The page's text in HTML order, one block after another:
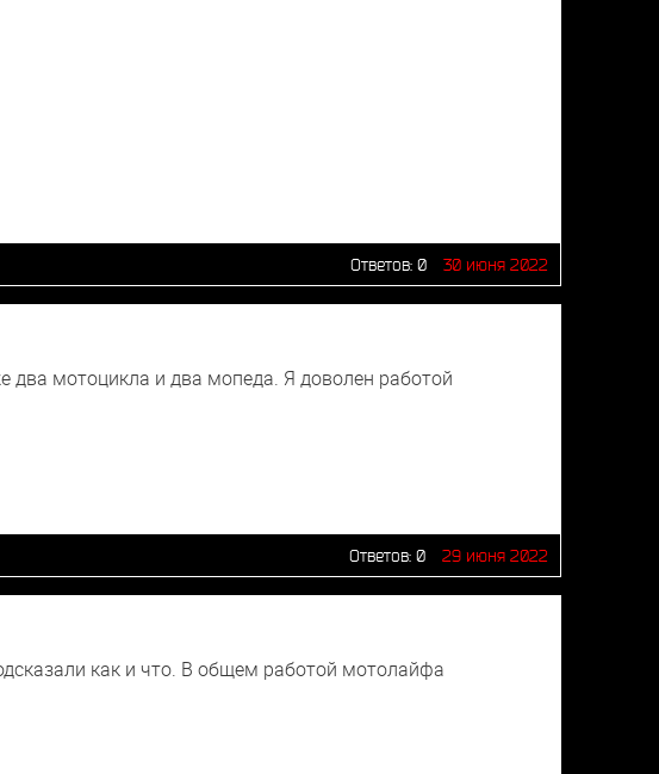
Ответов: 0 30 июня 2022
мотоцикла и два мопеда. Я доволен работой
Ответов: 0 29 июня 2022
как и что. В общем работой мотолайфа